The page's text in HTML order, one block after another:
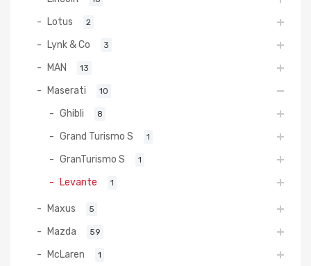
Lotus 2
Lynk & Co 3
MAN 13
Maserati 10
Ghibli 8
Grand Turismo S 1
GranTurismo S 1
Levante 1
Maxus 5
Mazda 59
McLaren 1